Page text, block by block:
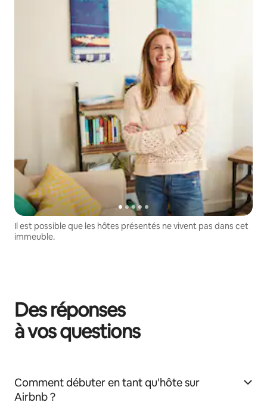
Il est possible que les hôtes présentés ne vivent pas dans cet
immeuble.
Des réponses
à vos questions
Comment débuter en tant qu'hôte sur
Airbnb ?